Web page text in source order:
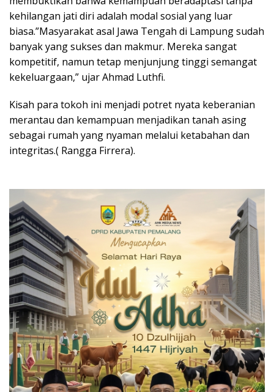
kehilangan jati diri adalah modal sosial yang luar
biasa.”Masyarakat asal Jawa Tengah di Lampung sudah
banyak yang sukses dan makmur. Mereka sangat
kompetitif, namun tetap menjunjung tinggi semangat
kekeluargaan,” ujar Ahmad Luthfi.
Kisah para tokoh ini menjadi potret nyata keberanian
merantau dan kemampuan menjadikan tanah asing
sebagai rumah yang nyaman melalui ketabahan dan
integritas.( Rangga Firrera).